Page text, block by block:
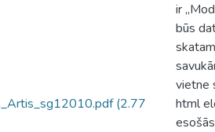
(2.77
ir
būs
vietne
html